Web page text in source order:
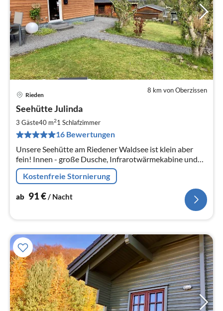
8 km von Oberzissen
Rieden
Seehütte Julinda
3 Gäste40 m21 Schlafzimmer
16 Bewertungen
Unsere Seehütte am Riedener Waldsee ist klein aber
fein! Innen - große Dusche, Infrarotwärmekabine und
gemütliches Sofa. Außen - Iglusauna, Sonnenliegen und
Sitzecken.
Kostenfreie Stornierung
ab 91€/ Nacht